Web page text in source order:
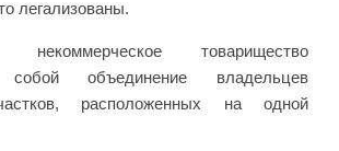
легализованы.
некоммерческое товарищество
собой объединение владельцев
расположенных на одной